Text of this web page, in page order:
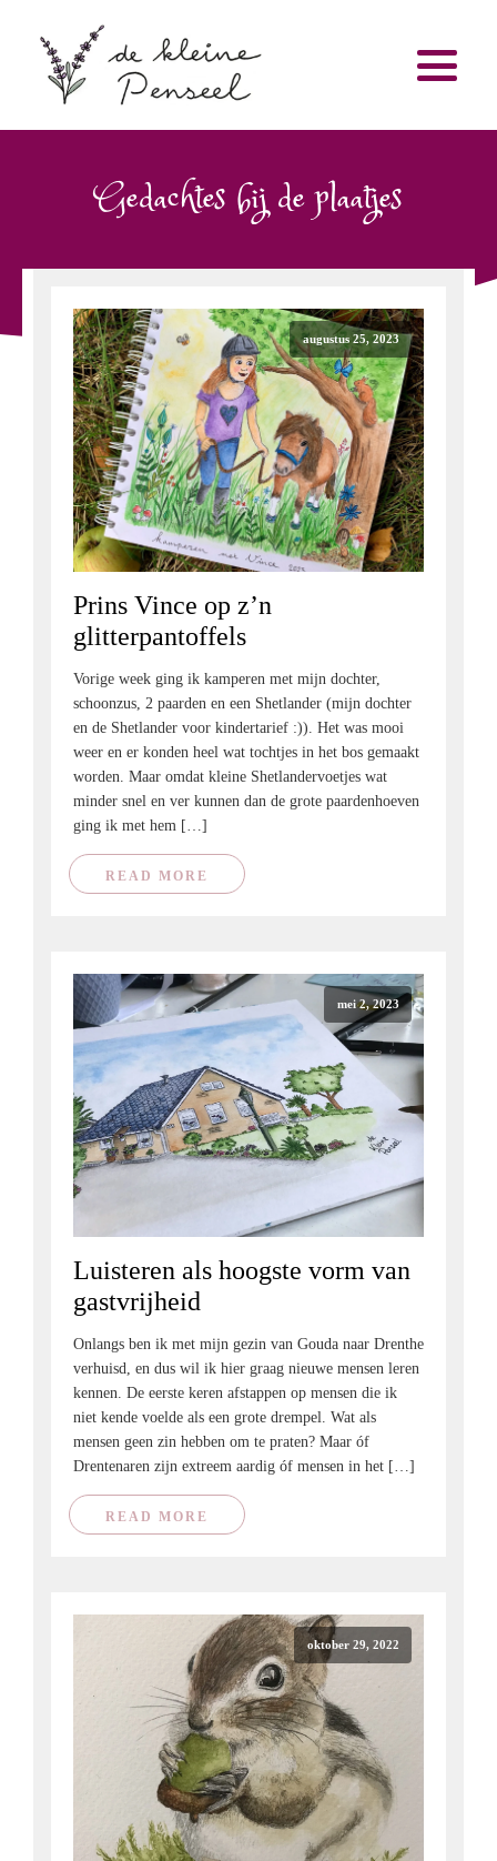
Gedachtes bij de plaatjes
augustus 25, 2023
Prins Vince op z’n
glitterpantoffels
Vorige week ging ik kamperen met mijn dochter,
schoonzus, 2 paarden en een Shetlander (mijn dochter
en de Shetlander voor kindertarief :)). Het was mooi
weer en er konden heel wat tochtjes in het bos gemaakt
worden. Maar omdat kleine Shetlandervoetjes wat
minder snel en ver kunnen dan de grote paardenhoeven
ging ik met hem […]
READ MORE
mei 2, 2023
Luisteren als hoogste vorm van
gastvrijheid
Onlangs ben ik met mijn gezin van Gouda naar Drenthe
verhuisd, en dus wil ik hier graag nieuwe mensen leren
kennen. De eerste keren afstappen op mensen die ik
niet kende voelde als een grote drempel. Wat als
mensen geen zin hebben om te praten? Maar óf
Drentenaren zijn extreem aardig óf mensen in het […]
READ MORE
oktober 29, 2022